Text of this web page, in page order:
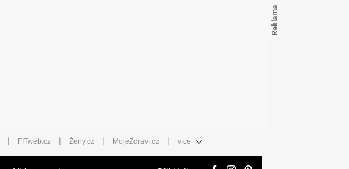
| FITweb.cz | Ženy.cz | MojeZdraví.cz | více